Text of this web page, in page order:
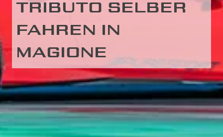
TRIBUTO SELBER
FAHREN IN
MAGIONE